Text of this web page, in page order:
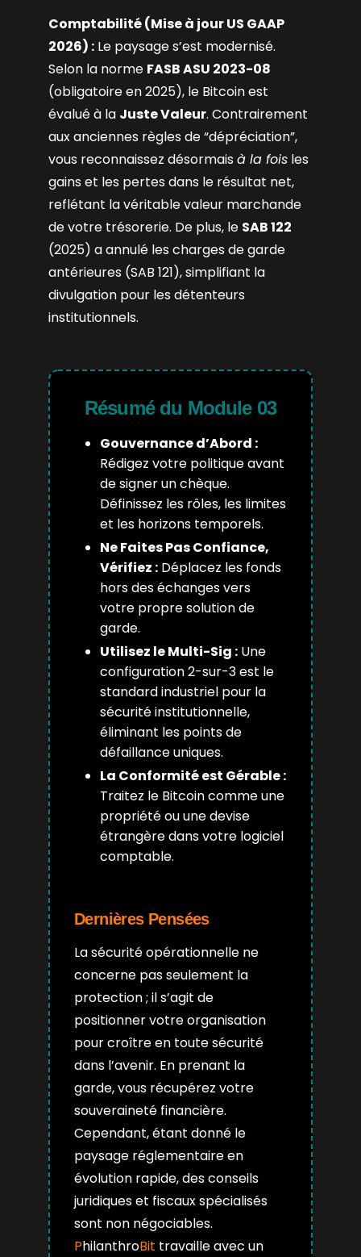
Comptabilité (Mise à jour US GAAP
2026) : Le paysage s’est modernisé.
Selon la norme FASB ASU 2023-08
(obligatoire en 2025), le Bitcoin est
évalué à la Juste Valeur. Contrairement
aux anciennes règles de “dépréciation”,
vous reconnaissez désormais à la fois les
gains et les pertes dans le résultat net,
reflétant la véritable valeur marchande
de votre trésorerie. De plus, le SAB 122
(2025) a annulé les charges de garde
antérieures (SAB 121), simplifiant la
divulgation pour les détenteurs
institutionnels.
Résumé du Module 03
Gouvernance d’Abord :
Rédigez votre politique avant
de signer un chèque.
Définissez les rôles, les limites
et les horizons temporels.
Ne Faites Pas Confiance,
Vérifiez : Déplacez les fonds
hors des échanges vers
votre propre solution de
garde.
Utilisez le Multi-Sig : Une
configuration 2-sur-3 est le
standard industriel pour la
sécurité institutionnelle,
éliminant les points de
défaillance uniques.
La Conformité est Gérable :
Traitez le Bitcoin comme une
propriété ou une devise
étrangère dans votre logiciel
comptable.
Dernières Pensées
La sécurité opérationnelle ne
concerne pas seulement la
protection ; il s’agit de
positionner votre organisation
pour croître en toute sécurité
dans l’avenir. En prenant la
garde, vous récupérez votre
souveraineté financière.
Cependant, étant donné le
paysage réglementaire en
évolution rapide, des conseils
juridiques et fiscaux spécialisés
sont non négociables.
PhilanthroBit travaille avec un